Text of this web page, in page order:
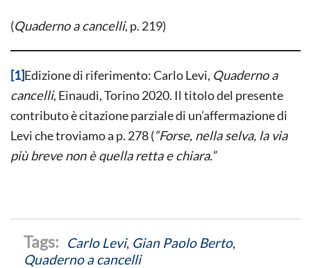
(Quaderno a cancelli, p. 219)
[1]Edizione di riferimento: Carlo Levi, Quaderno a
cancelli, Einaudi, Torino 2020. Il titolo del presente
contributo è citazione parziale di un’affermazione di
Levi che troviamo a p. 278 (“Forse, nella selva, la via
più breve non è quella retta e chiara.”
Carlo Levi, Gian Paolo Berto,
Quaderno a cancelli